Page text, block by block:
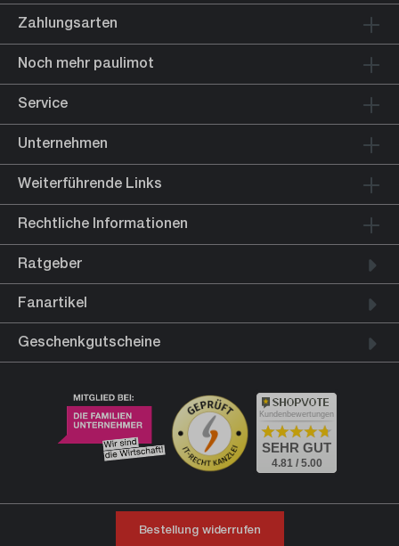
Zahlungsarten
Noch mehr paulimot
Service
Unternehmen
Weiterführende Links
Rechtliche Informationen
Ratgeber
Fanartikel
Geschenkgutscheine
Kundenbewertungen
SEHR GUT
4.81 / 5.00
Bestellung widerrufen